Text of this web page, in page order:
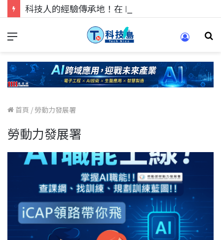
首頁 / 勞動力發展署
勞動力發展署